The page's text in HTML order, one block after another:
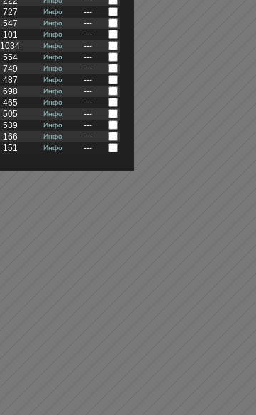
727 Инфо
---
547 Инфо
---
101 Инфо
---
1034 Инфо
---
554 Инфо
---
749 Инфо
---
487 Инфо
---
698 Инфо
---
465 Инфо
---
505 Инфо
---
539 Инфо
---
166 Инфо
---
151 Инфо ---